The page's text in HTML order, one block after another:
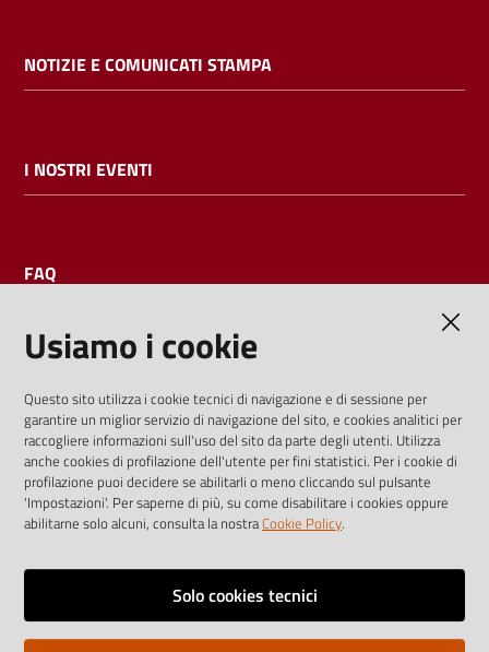
bibliotecario
NOTIZIE E COMUNICATI STAMPA
I NOSTRI EVENTI
FAQ
I dati personali pubblicati sono riutilizzabili solo alle condizioni
previste dalla direttiva comunitaria 2003/98/CE e dal d.lgs.
36/2006
Vai alla pagina
Note legali
Usiamo i cookie
Questo sito utilizza i cookie tecnici di navigazione e di sessione per
garantire un miglior servizio di navigazione del sito, e cookies analitici per
raccogliere informazioni sull'uso del sito da parte degli utenti. Utilizza
anche cookies di profilazione dell'utente per fini statistici. Per i cookie di
profilazione puoi decidere se abilitarli o meno cliccando sul pulsante
'Impostazioni'. Per saperne di più, su come disabilitare i cookies oppure
abilitarne solo alcuni, consulta la nostraCookie Policy.
Solo cookies tecnici